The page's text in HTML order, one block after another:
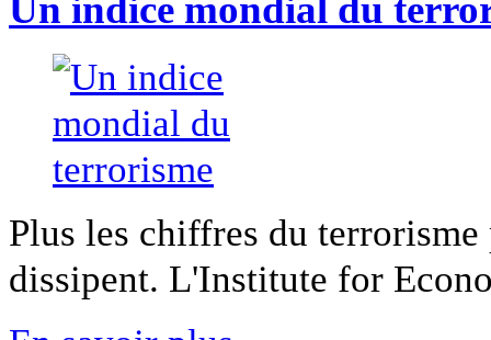
Un indice mondial du
Plus les chiffres du
dissipent. L'Institute for